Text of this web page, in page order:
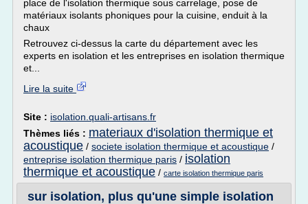
place de l'isolation thermique sous carrelage, pose de
matériaux isolants phoniques pour la cuisine, enduit à la
chaux
Retrouvez ci-dessus la carte du département avec les
experts en isolation et les entreprises en isolation thermique
et...
Lire la suite
Site : isolation.quali-artisans.fr
Thèmes liés : materiaux d'isolation thermique et
acoustique / societe isolation thermique et acoustique /
entreprise isolation thermique paris / isolation
thermique et acoustique / carte isolation thermique paris
sur isolation, plus qu'une simple isolation